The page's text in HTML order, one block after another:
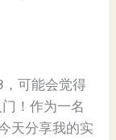
可能会觉得
！作为一名
天分享我的实